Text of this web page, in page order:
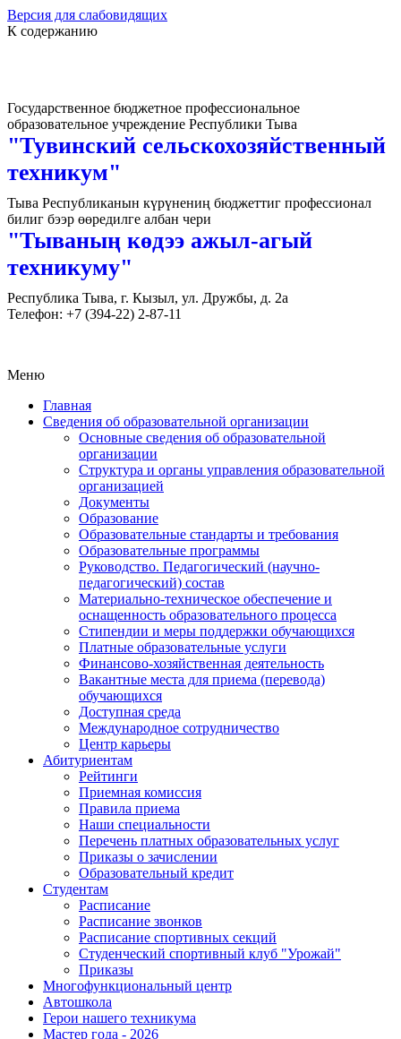
Версия для слабовидящих
К содержанию
Государственное бюджетное профессиональное
образовательное учреждение Республики Тыва
"Тувинский сельскохозяйственный
техникум"
Тыва Республиканын күрүнениң бюджеттиг профессионал
билиг бээр өөредилге албан чери
"Тываның көдээ ажыл-агый
техникуму"
Республика Тыва, г. Кызыл, ул. Дружбы, д. 2а
Телефон: +7 (394-22) 2-87-11
Меню
Главная
Сведения об образовательной организации
Основные сведения об образовательной
организации
Структура и органы управления образовательной
организацией
Документы
Образование
Образовательные стандарты и требования
Образовательные программы
Руководство. Педагогический (научно-
педагогический) состав
Материально-техническое обеспечение и
оснащенность образовательного процесса
Стипендии и меры поддержки обучающихся
Платные образовательные услуги
Финансово-хозяйственная деятельность
Вакантные места для приема (перевода)
обучающихся
Доступная среда
Международное сотрудничество
Центр карьеры
Абитуриентам
Рейтинги
Приемная комиссия
Правила приема
Наши специальности
Перечень платных образовательных услуг
Приказы о зачислении
Образовательный кредит
Студентам
Расписание
Расписание звонков
Расписание спортивных секций
Студенческий спортивный клуб "Урожай"
Приказы
Многофункциональный центр
Автошкола
Герои нашего техникума
Мастер года - 2026